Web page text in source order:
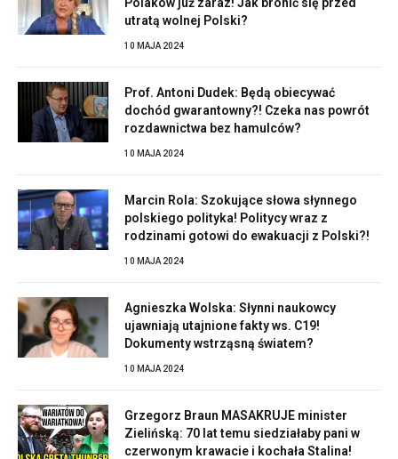
utratą wolnej Polski?
10 MAJA 2024
Prof. Antoni Dudek: Będą obiecywać
dochód gwarantowny?! Czeka nas powrót
rozdawnictwa bez hamulców?
10 MAJA 2024
Marcin Rola: Szokujące słowa słynnego
polskiego polityka! Politycy wraz z
rodzinami gotowi do ewakuacji z Polski?!
10 MAJA 2024
Agnieszka Wolska: Słynni naukowcy
ujawniają utajnione fakty ws. C19!
Dokumenty wstrząsną światem?
10 MAJA 2024
Grzegorz Braun MASAKRUJE minister
Zielińską: 70 lat temu siedziałaby pani w
czerwonym krawacie i kochała Stalina!